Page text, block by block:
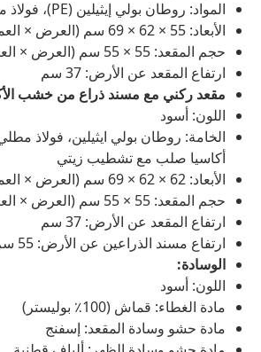
المواد: روطان بولي إيثيلين (PE)، فولاذ مطلي بالبودرة
الأبعاد: 55 × 62 × 69 سم (العرض × العمق × الارتفاع)
حجم المقعد: 55 × 55 سم (العرض × العمق)
ارتفاع المقعد عن الأرض: 37 سم
مقعد ركني مع مسند ذراع من خشب
اللون: أسود
الخامة: روطان بولي ايثيلين، فولاذ
أكاسيا صلب مع تشطيب زيتي
الأبعاد: 62 × 62 × 69 سم (العرض × العمق × الارتفاع)
حجم المقعد: 55 × 55 سم (العرض × العمق)
ارتفاع المقعد عن الأرض: 37 سم
ارتفاع مسند الذراعين عن الأرض: 55 سم
الوسادة:
اللون: أسود
مادة الغطاء: قماش (100٪ بوليستر)
مادة حشو وسادة المقعد: إسفنج